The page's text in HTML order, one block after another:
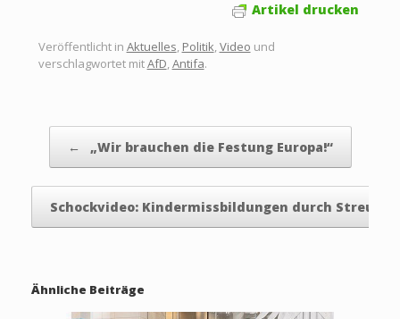
Artikel drucken
Veröffentlicht in Aktuelles Politik Video und
verschlagwortet mitAfD Antifa.
← „Wir brauchen die Festung Europa!“
Schockvideo: Kindermissbildungen durch
Ähnliche Beiträge